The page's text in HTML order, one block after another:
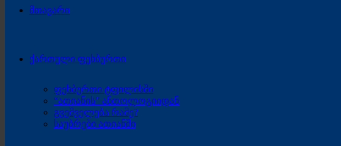
მთავარი
ქართული ფეხბურთი
ფეხბურთი ტფილისში
“ათიანის” ანთოლოგიიდან
გვეშველება რამე?
საუბრები ათიანში